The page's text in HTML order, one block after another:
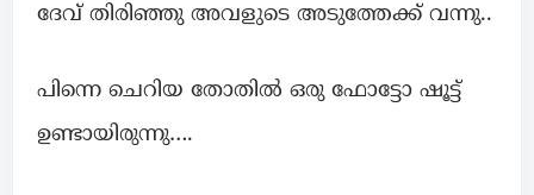
ദേവ് തിരിഞ്ഞു അവളുടെ അടുത്തേക്ക് വന്നു..
പിന്നെ ചെറിയ തോതില്‍ ഒരു ഫോട്ടോ ഷൂട്ട്
ഉണ്ടായിരുന്നു….